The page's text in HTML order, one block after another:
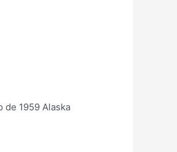
de 1959 Alaska